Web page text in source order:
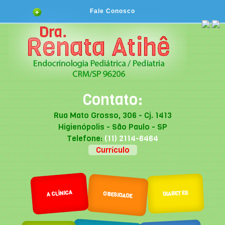
Contato:
Rua Mato Grosso, 306 - Cj. 1413
Higienópolis - São Paulo - SP
Telefone: (11) 2114-6464
Currículo
Fale Conosco
A CLÍNICA OBESIDADE DIABETES